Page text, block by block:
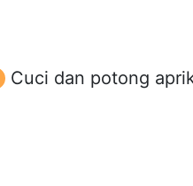
Cuci dan potong